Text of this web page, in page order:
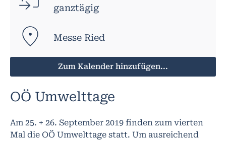
ganztägig
Messe Ried
Zum Kalender hinzufügen...
OÖ Umwelttage
Am 25. + 26. September 2019 finden zum vierten
Mal die OÖ Umwelttage statt. Um ausreichend